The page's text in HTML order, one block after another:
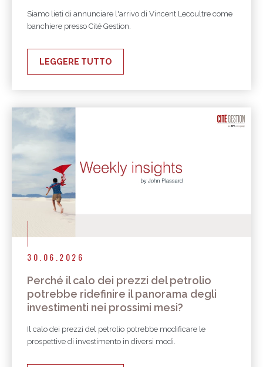
Siamo lieti di annunciare l'arrivo di Vincent Lecoultre come
banchiere presso Cité Gestion.
LEGGERE TUTTO
30.06.2026
Perché il calo dei prezzi del petrolio
potrebbe ridefinire il panorama degli
investimenti nei prossimi mesi?
Il calo dei prezzi del petrolio potrebbe modificare le
prospettive di investimento in diversi modi.